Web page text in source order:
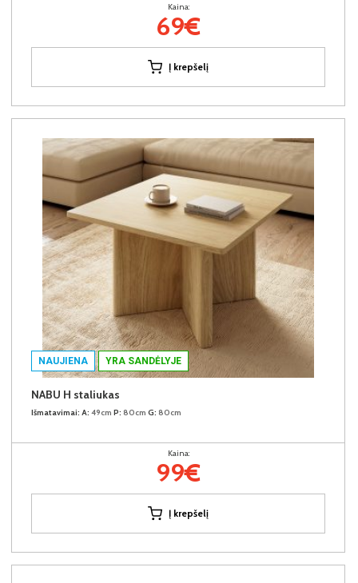
Kaina:
69€
Į krepšelį
NAUJIENA YRA SANDĖLYJE
NABU H staliukas
Išmatavimai: A: 49cm P: 80cm G: 80cm
Kaina:
99€
Į krepšelį